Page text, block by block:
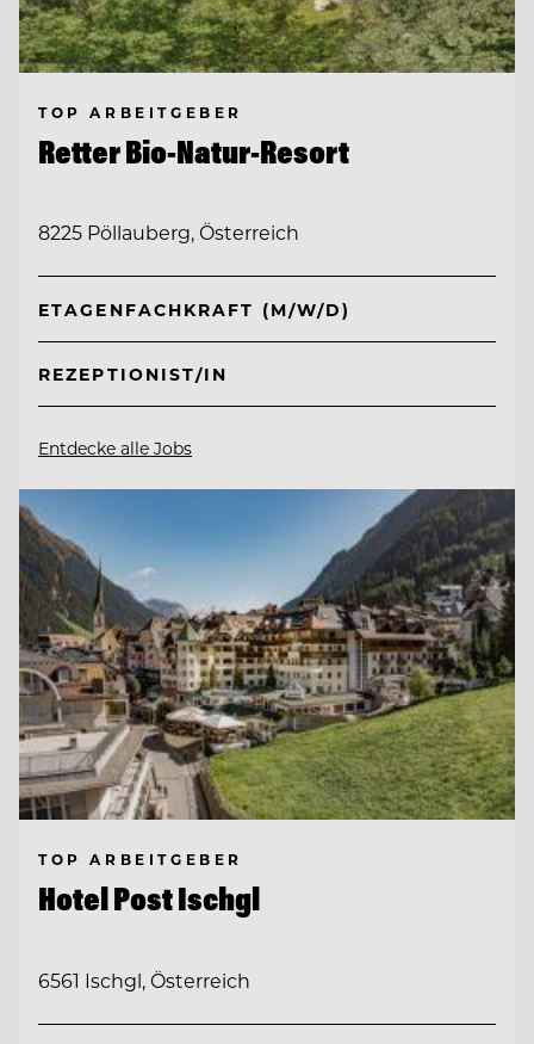
TOP ARBEITGEBER
Retter Bio-Natur-Resort
8225 Pöllauberg, Österreich
ETAGENFACHKRAFT (M/W/D)
REZEPTIONIST/IN
Entdecke alle Jobs
TOP ARBEITGEBER
Hotel Post Ischgl
6561 Ischgl, Österreich